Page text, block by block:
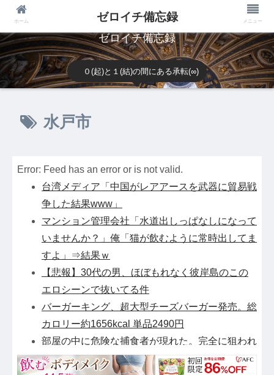
ゼロイチ備忘録
０(起)と１(結)の間にある承転(∞)
水戸市
Error: Feed has an error or is not valid.
台湾メディア「中国がレアアースを武器に貿易戦
争した結果www」
マンション管理会社「水道出しっぱなしになって
いませんか？」俺「猫が飲むように常時出してま
すよ」⇒結果ｗ
【悲報】30代の男、ほぼもれなく彼岸島のこの
エロシーンで抜いてる件
バーガーキング、超大型チーズバーガー発売。総
カロリー約1656kcal 単品2490円
部屋の中に危険な捕食者が現れた。完全に狙われ
ている！ → 襲ってくる瞬間はこちらです…
ホーム ゼロイチ備忘録 メニュー